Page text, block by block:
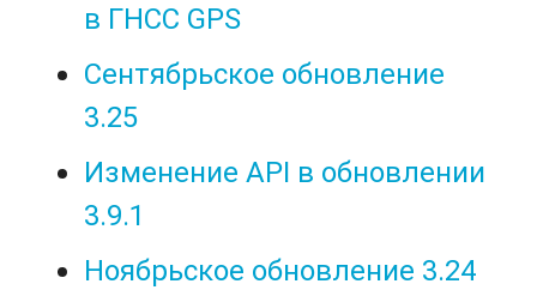
в ГНСС GPS
Сентябрьское обновление
3.25
Изменение API в обновлении
3.9.1
Ноябрьское обновление 3.24